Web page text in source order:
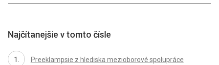
Najčítanejšie v tomto čísle
Preeklampsie z hlediska mezioborové spolupráce